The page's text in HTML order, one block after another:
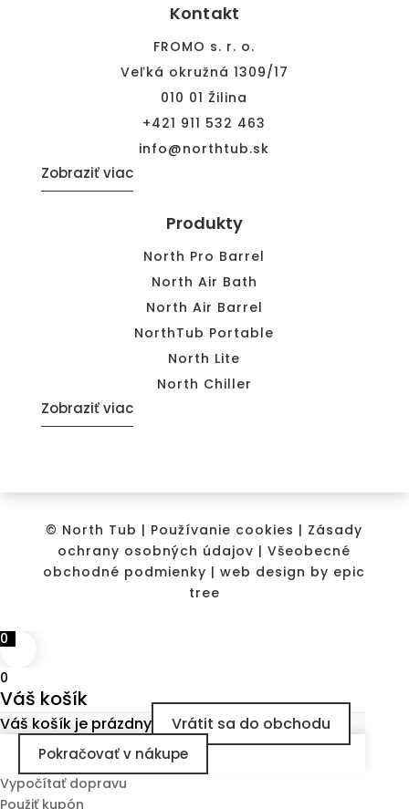
Kontakt
FROMO s. r. o.
Veľká okružná 1309/17
010 01 Žilina
+421 911 532 463
info@northtub.sk
Zobraziť viac
Produkty
North Pro Barrel
North Air Bath
North Air Barrel
NorthTub Portable
North Lite
North Chiller
Zobraziť viac
© North Tub | Používanie cookies | Zásady
ochrany osobných údajov |Všeobecné
obchodné podmienky | web design by epic
tree
0
0
Váš košík
Váš košík je prázdny Vrátit sa do obchodu
Pokračovať v nákupe
Vypočítať dopravu
Použiť kupón